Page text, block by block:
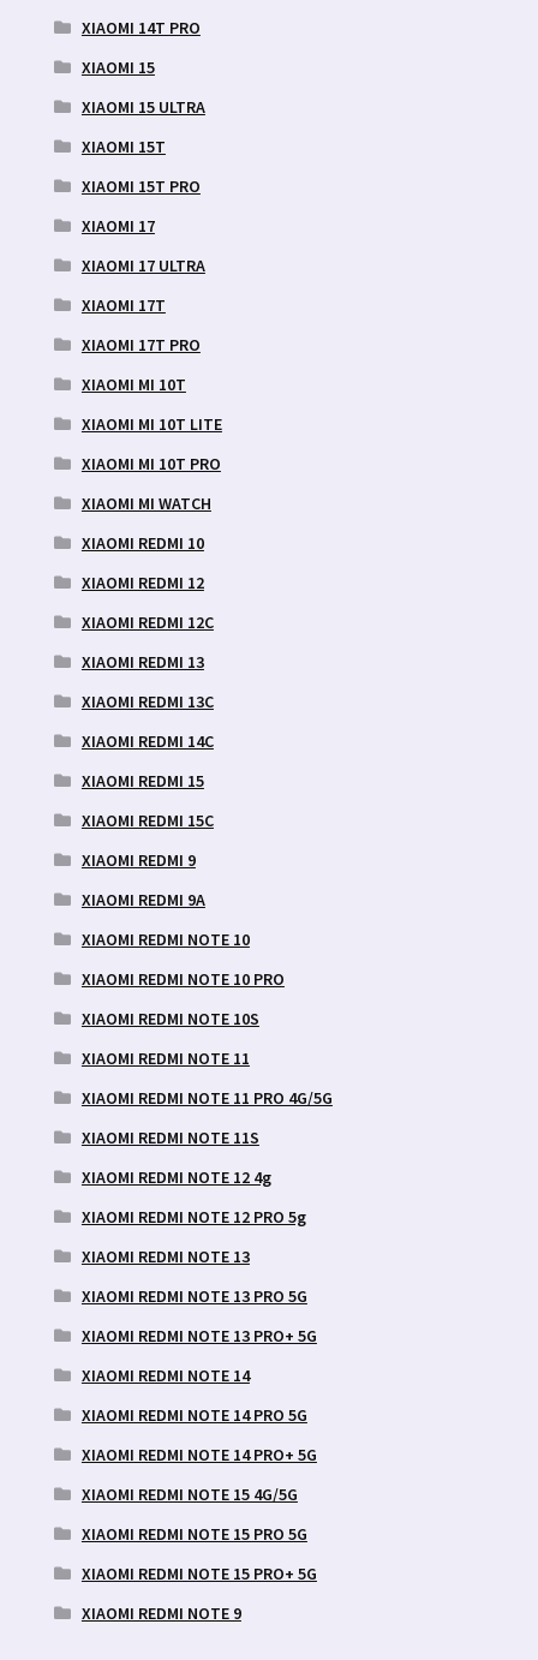
XIAOMI 14T PRO
XIAOMI 15
XIAOMI 15 ULTRA
XIAOMI 15T
XIAOMI 15T PRO
XIAOMI 17
XIAOMI 17 ULTRA
XIAOMI 17T
XIAOMI 17T PRO
XIAOMI MI 10T
XIAOMI MI 10T LITE
XIAOMI MI 10T PRO
XIAOMI MI WATCH
XIAOMI REDMI 10
XIAOMI REDMI 12
XIAOMI REDMI 12C
XIAOMI REDMI 13
XIAOMI REDMI 13C
XIAOMI REDMI 14C
XIAOMI REDMI 15
XIAOMI REDMI 15C
XIAOMI REDMI 9
XIAOMI REDMI 9A
XIAOMI REDMI NOTE 10
XIAOMI REDMI NOTE 10 PRO
XIAOMI REDMI NOTE 10S
XIAOMI REDMI NOTE 11
XIAOMI REDMI NOTE 11 PRO 4G/5G
XIAOMI REDMI NOTE 11S
XIAOMI REDMI NOTE 12 4g
XIAOMI REDMI NOTE 12 PRO 5g
XIAOMI REDMI NOTE 13
XIAOMI REDMI NOTE 13 PRO 5G
XIAOMI REDMI NOTE 13 PRO+ 5G
XIAOMI REDMI NOTE 14
XIAOMI REDMI NOTE 14 PRO 5G
XIAOMI REDMI NOTE 14 PRO+ 5G
XIAOMI REDMI NOTE 15 4G/5G
XIAOMI REDMI NOTE 15 PRO 5G
XIAOMI REDMI NOTE 15 PRO+ 5G
XIAOMI REDMI NOTE 9